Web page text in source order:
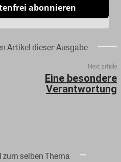
abonnieren
Artikel dieser Ausgabe
Next article
Eine besondere
Verantwortung
zum selben Thema